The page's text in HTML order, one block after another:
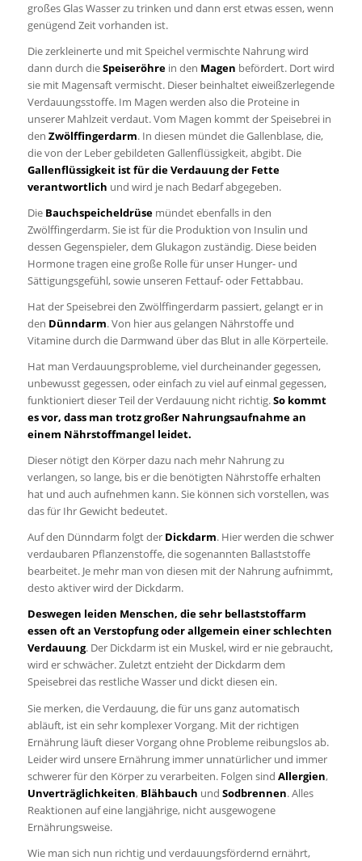
großes Glas Wasser zu trinken und dann erst etwas essen, wenn
genügend Zeit vorhanden ist.
Die zerkleinerte und mit Speichel vermischte Nahrung wird
dann durch dieSpeiseröhrein den Magen befördert. Dort wird
sie mit Magensaft vermischt. Dieser beinhaltet eiweißzerlegende
Verdauungsstoffe. Im Magen werden also die Proteine in
unserer Mahlzeit verdaut. Vom Magen kommt der Speisebrei in
den Zwölffingerdarm. In diesen mündet die Gallenblase, die,
die von der Leber gebildeten Gallenflüssigkeit, abgibt. Die
Gallenflüssigkeit ist für die Verdauung der Fette
verantwortlich und wird je nach Bedarf abgegeben.
Die Bauchspeicheldrüsemündet ebenfalls in den
Zwölffingerdarm. Sie ist für die Produktion von Insulin und
dessen Gegenspieler, dem Glukagon zuständig. Diese beiden
Hormone tragen eine große Rolle für unser Hunger- und
Sättigungsgefühl, sowie unseren Fettauf- oder Fettabbau.
Hat der Speisebrei den Zwölffingerdarm passiert, gelangt er in
den Dünndarm. Von hier aus gelangen Nährstoffe und
Vitamine durch die Darmwand über das Blut in alle Körperteile.
Hat man Verdauungsprobleme, viel durcheinander gegessen,
unbewusst gegessen, oder einfach zu viel auf einmal gegessen,
funktioniert dieser Teil der Verdauung nicht richtig.So kommt
es vor, dass man trotz großer Nahrungsaufnahme an
einem Nährstoffmangel leidet.
Dieser nötigt den Körper dazu nach mehr Nahrung zu
verlangen, so lange, bis er die benötigten Nährstoffe erhalten
hat und auch aufnehmen kann. Sie können sich vorstellen, was
das für Ihr Gewicht bedeutet.
Auf den Dünndarm folgt der Dickdarm. Hier werden die schwer
verdaubaren Pflanzenstoffe, die sogenannten Ballaststoffe
bearbeitet. Je mehr man von diesen mit der Nahrung aufnimmt,
desto aktiver wird der Dickdarm.
Deswegen leiden Menschen, die sehr bellaststoffarm
essen oft an Verstopfung oder allgemein einer schlechten
Verdauung. Der Dickdarm ist ein Muskel, wird er nie gebraucht,
wird er schwächer. Zuletzt entzieht der Dickdarm dem
Speisebrei das restliche Wasser und dickt diesen ein.
Sie merken, die Verdauung, die für uns ganz automatisch
abläuft, ist ein sehr komplexer Vorgang. Mit der richtigen
Ernährung läuft dieser Vorgang ohne Probleme reibungslos ab.
Leider wird unsere Ernährung immer unnatürlicher und immer
schwerer für den Körper zu verarbeiten. Folgen sind Allergien,
Unverträglichkeiten, Blähbauch und Sodbrennen. Alles
Reaktionen auf eine langjährige, nicht ausgewogene
Ernährungsweise.
Wie man sich nun richtig und verdauungsfördernd ernährt,